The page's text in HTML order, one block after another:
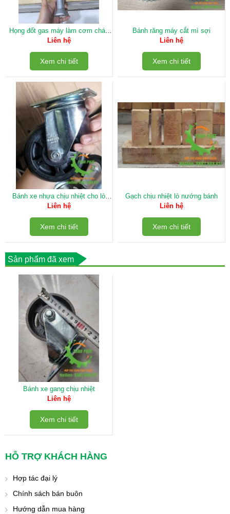
Họng đốt gas máy làm cơm cháy
kẹp
Liên hệ
Xem chi tiết
Bánh răng máy cắt mì sợi
Liên hệ
Xem chi tiết
Bánh xe nhựa chịu nhiệt cho lò
nướng bánh mì
Liên hệ
Xem chi tiết
Gạch chịu nhiệt lò nướng bánh
Liên hệ
Xem chi tiết
Sản phẩm đã xem
Bánh xe gang chịu nhiệt
Liên hệ
Xem chi tiết
HỖ TRỢ KHÁCH HÀNG
Hợp tác đại lý
Chính sách bán buôn
Hướng dẫn mua hàng